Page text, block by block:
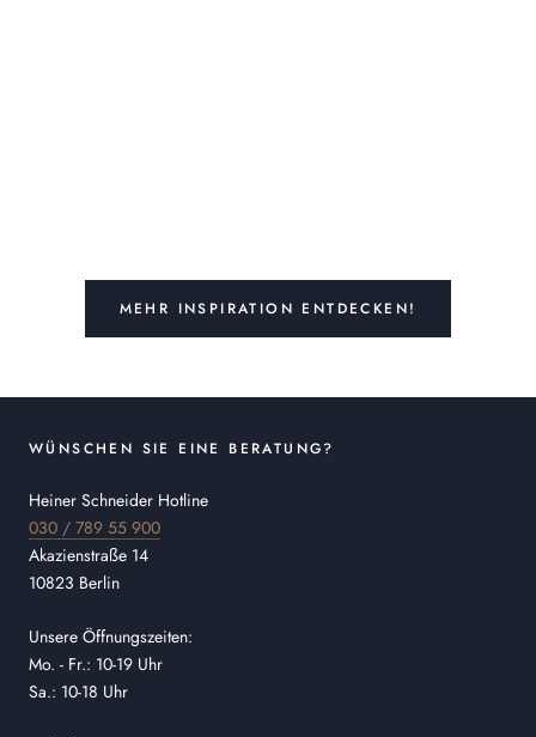
MEHR INSPIRATION ENTDECKEN!
WÜNSCHEN SIE EINE BERATUNG?
Heiner Schneider Hotline
030 / 789 55 900
Akazienstraße 14
10823 Berlin
Unsere Öffnungszeiten:
Mo. - Fr.: 10-19 Uhr
Sa.: 10-18 Uhr